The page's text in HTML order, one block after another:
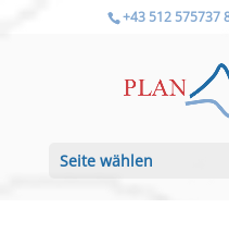
+43 512 575737
Seite wählen